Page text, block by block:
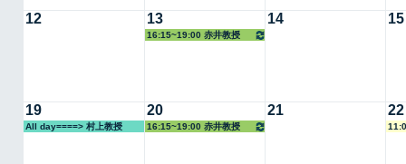
12 13
16:15~19:00 赤井教授
14 15
19
All day====> 村上教授
20
16:15~19:00 赤井教授
21 22